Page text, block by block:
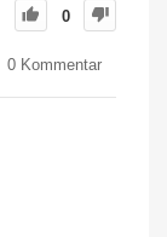
0
0 Kommentar